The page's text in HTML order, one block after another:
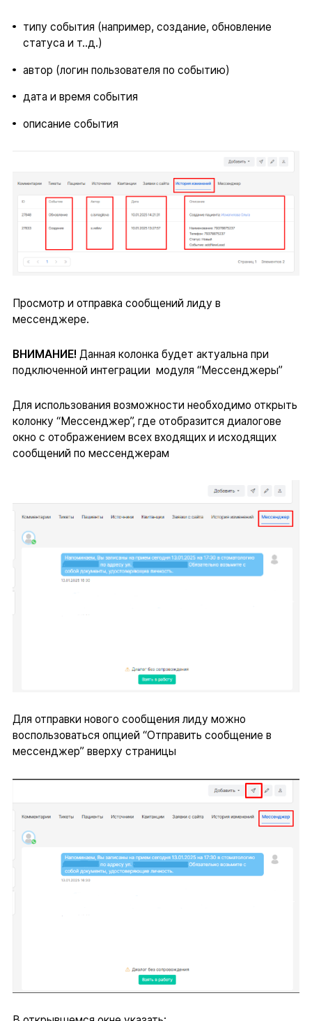
типу события (например, создание, обновление
статуса и т..д.)
автор (логин пользователя по событию)
дата и время события
описание события
Просмотр и отправка сообщений лиду в
мессенджере.
ВНИМАНИЕ! Данная колонка будет актуальна при
подключенной интеграции модуля “Мессенджеры”
Для использования возможности необходимо открыть
колонку “Мессенджер”, где отобразится диалогове
окно с отображением всех входящих и исходящих
сообщений по мессенджерам
Для отправки нового сообщения лиду можно
воспользоваться опцией “Отправить сообщение в
мессенджер” вверху страницы